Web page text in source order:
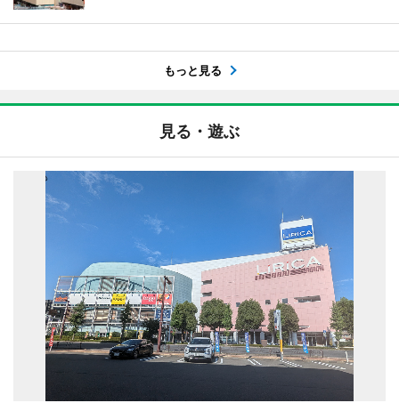
もっと見る
見る・遊ぶ